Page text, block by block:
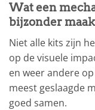
Wat een
bijzonder
Niet alle kits zijn
op de visuele
en weer andere
meest geslaagde
goed samen.